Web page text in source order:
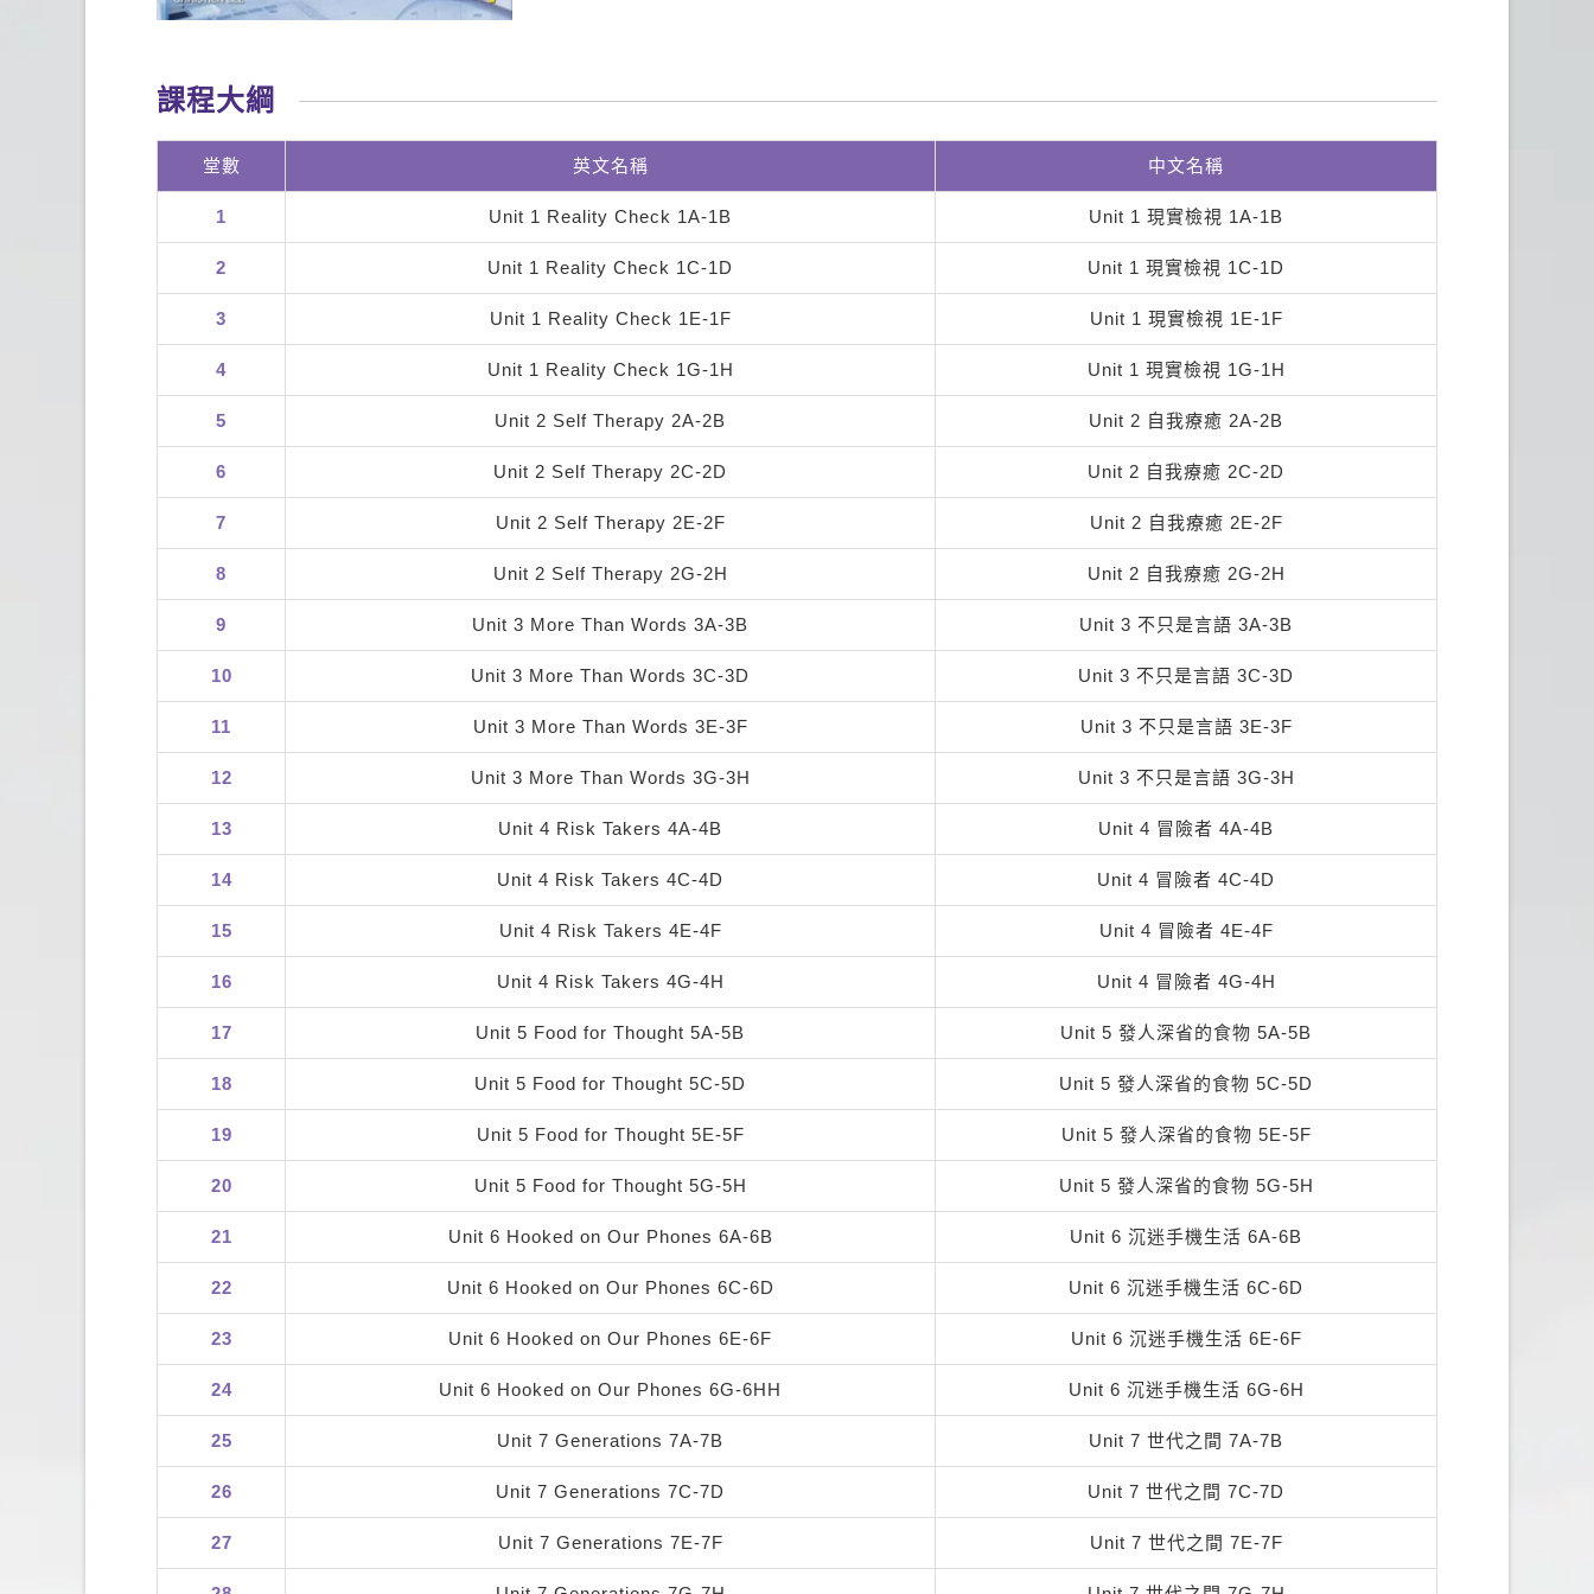
課程大綱
堂數 英文名稱 中文名稱
1 Unit 1 Reality Check 1A-1B Unit 1 現實檢視 1A-1B
2 Unit 1 Reality Check 1C-1D Unit 1 現實檢視 1C-1D
3 Unit 1 Reality Check 1E-1F Unit 1 現實檢視 1E-1F
4 Unit 1 Reality Check 1G-1H Unit 1 現實檢視 1G-1H
5 Unit 2 Self Therapy 2A-2B Unit 2 自我療癒 2A-2B
6 Unit 2 Self Therapy 2C-2D Unit 2 自我療癒 2C-2D
7 Unit 2 Self Therapy 2E-2F Unit 2 自我療癒 2E-2F
8 Unit 2 Self Therapy 2G-2H Unit 2 自我療癒 2G-2H
9 Unit 3 More Than Words 3A-3B Unit 3 不只是言語 3A-3B
10 Unit 3 More Than Words 3C-3D Unit 3 不只是言語 3C-3D
11 Unit 3 More Than Words 3E-3F Unit 3 不只是言語 3E-3F
12 Unit 3 More Than Words 3G-3H Unit 3 不只是言語 3G-3H
13 Unit 4 Risk Takers 4A-4B Unit 4 冒險者 4A-4B
14 Unit 4 Risk Takers 4C-4D Unit 4 冒險者 4C-4D
15 Unit 4 Risk Takers 4E-4F Unit 4 冒險者 4E-4F
16 Unit 4 Risk Takers 4G-4H Unit 4 冒險者 4G-4H
17 Unit 5 Food for Thought 5A-5B Unit 5 發人深省的食物 5A-5B
18 Unit 5 Food for Thought 5C-5D Unit 5 發人深省的食物 5C-5D
19 Unit 5 Food for Thought 5E-5F Unit 5 發人深省的食物 5E-5F
20 Unit 5 Food for Thought 5G-5H Unit 5 發人深省的食物 5G-5H
21 Unit 6 Hooked on Our Phones 6A-6B Unit 6 沉迷手機生活 6A-6B
22 Unit 6 Hooked on Our Phones 6C-6D Unit 6 沉迷手機生活 6C-6D
23 Unit 6 Hooked on Our Phones 6E-6F Unit 6 沉迷手機生活 6E-6F
24 Unit 6 Hooked on Our Phones 6G-6HH Unit 6 沉迷手機生活 6G-6H
25 Unit 7 Generations 7A-7B Unit 7 世代之間 7A-7B
26 Unit 7 Generations 7C-7D Unit 7 世代之間 7C-7D
27 Unit 7 Generations 7E-7F Unit 7 世代之間 7E-7F